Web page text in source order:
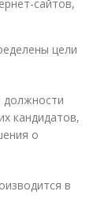
сайтов,
цели
должности
кандидатов,
о
в